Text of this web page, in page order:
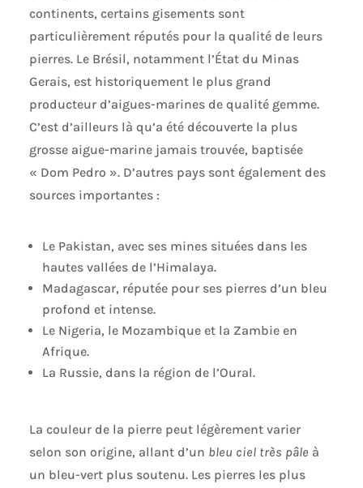
continents, certains gisements sont
particulièrement réputés pour la qualité de leurs
pierres. Le Brésil, notamment l’État du Minas
Gerais, est historiquement le plus grand
producteur d’aigues-marines de qualité gemme.
C’est d’ailleurs là qu’a été découverte la plus
grosse aigue-marine jamais trouvée, baptisée
« Dom Pedro ». D’autres pays sont également des
sources importantes :
Le Pakistan, avec ses mines situées dans les
hautes vallées de l’Himalaya.
Madagascar, réputée pour ses pierres d’un bleu
profond et intense.
Le Nigeria, le Mozambique et la Zambie en
Afrique.
La Russie, dans la région de l’Oural.
La couleur de la pierre peut légèrement varier
selon son origine, allant d’un bleu ciel très pâleà
un bleu-vert plus soutenu. Les pierres les plus